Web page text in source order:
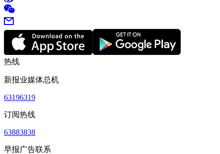
热线
新报业媒体总机
63196319
订阅热线
63883838
早报广告联系